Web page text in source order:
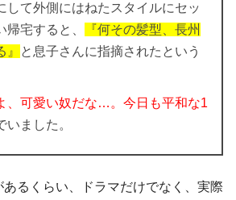
して外側にはねたスタイルにセッ
帰宅すると、
『何その髪型、長州
と息子さんに指摘されたという
、可愛い奴だな…。今日も平和な1
いました。
るくらい、ドラマだけでなく、実際